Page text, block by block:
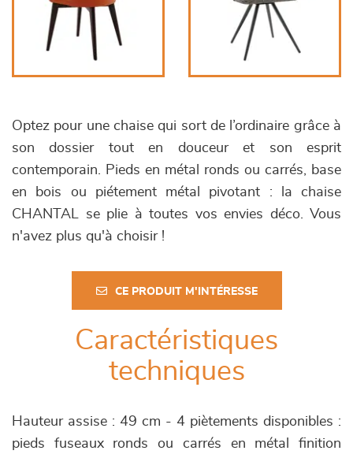
Optez pour une chaise qui sort de l’ordinaire grâce à
son dossier tout en douceur et son esprit
contemporain. Pieds en métal ronds ou carrés, base
en bois ou piétement métal pivotant : la chaise
CHANTAL se plie à toutes vos envies déco. Vous
n'avez plus qu'à choisir !
CE PRODUIT M'INTÉRESSE
Caractéristiques
techniques
Hauteur assise : 49 cm - 4 piètements disponibles :
pieds fuseaux ronds ou carrés en métal finition